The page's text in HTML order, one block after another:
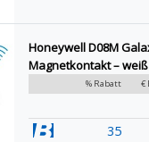
Honeywell D08M
Magnetkontakt – weiß
% Rabatt €
35